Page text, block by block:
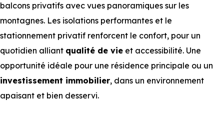
balcons privatifs avec vues panoramiques sur les
montagnes. Les isolations performantes et le
stationnement privatif renforcent le confort, pour un
quotidien alliant qualité de vie et accessibilité. Une
opportunité idéale pour une résidence principale ou un
investissement immobilier, dans un environnement
apaisant et bien desservi.